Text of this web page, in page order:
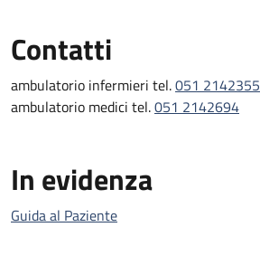
Contatti
ambulatorio infermieri tel.051 2142355
ambulatorio medici tel.051 2142694
In evidenza
Guida al Paziente